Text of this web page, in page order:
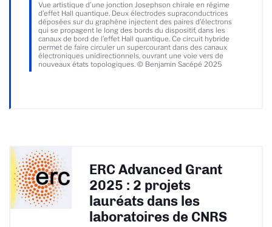
Vue artistique d’une jonction Josephson chirale en régime
d’effet Hall quantique. Deux électrodes supraconductrices
déposées sur du graphène injectent des paires d’électrons
qui se propagent le long des bords du dispositif, dans les
canaux de bord de l’effet Hall quantique. Ce circuit hybride
permet de faire circuler un supercourant dans des canaux
électroniques unidirectionnels, ouvrant une voie vers de
nouveaux états topologiques. © Benjamin Sacépé 2025
ERC Advanced Grant
2025 : 2 projets
lauréats dans les
laboratoires de CNRS